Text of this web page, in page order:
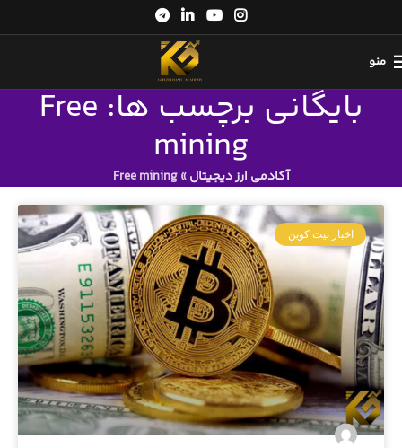
منو
بایگانی برچسب ها: Free
mining
آکادمی ارز دیجیتال»
Free mining
اخبار بیت کوین